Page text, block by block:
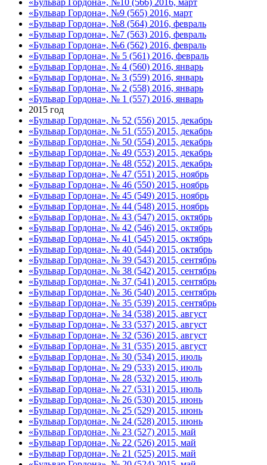
«Бульвар Гордона», №9 (565) 2016, март
«Бульвар Гордона», №8 (564) 2016, февраль
«Бульвар Гордона», №7 (563) 2016, февраль
«Бульвар Гордона», №6 (562) 2016, февраль
«Бульвар Гордона», № 5 (561) 2016, февраль
«Бульвар Гордона», № 4 (560) 2016, январь
«Бульвар Гордона», № 3 (559) 2016, январь
«Бульвар Гордона», № 2 (558) 2016, январь
«Бульвар Гордона», № 1 (557) 2016, январь
2015 год
«Бульвар Гордона», № 52 (556) 2015, декабрь
«Бульвар Гордона», № 51 (555) 2015, декабрь
«Бульвар Гордона», № 50 (554) 2015, декабрь
«Бульвар Гордона», № 49 (553) 2015, декабрь
«Бульвар Гордона», № 48 (552) 2015, декабрь
«Бульвар Гордона», № 47 (551) 2015, ноябрь
«Бульвар Гордона», № 46 (550) 2015, ноябрь
«Бульвар Гордона», № 45 (549) 2015, ноябрь
«Бульвар Гордона», № 44 (548) 2015, ноябрь
«Бульвар Гордона», № 43 (547) 2015, октябрь
«Бульвар Гордона», № 42 (546) 2015, октябрь
«Бульвар Гордона», № 41 (545) 2015, октябрь
«Бульвар Гордона», № 40 (544) 2015, октябрь
«Бульвар Гордона», № 39 (543) 2015, сентябрь
«Бульвар Гордона», № 38 (542) 2015, сентябрь
«Бульвар Гордона», № 37 (541) 2015, сентябрь
«Бульвар Гордона», № 36 (540) 2015, сентябрь
«Бульвар Гордона», № 35 (539) 2015, сентябрь
«Бульвар Гордона», № 34 (538) 2015, август
«Бульвар Гордона», № 33 (537) 2015, август
«Бульвар Гордона», № 32 (536) 2015, август
«Бульвар Гордона», № 31 (535) 2015, август
«Бульвар Гордона», № 30 (534) 2015, июль
«Бульвар Гордона», № 29 (533) 2015, июль
«Бульвар Гордона», № 28 (532) 2015, июль
«Бульвар Гордона», № 27 (531) 2015, июль
«Бульвар Гордона», № 26 (530) 2015, июнь
«Бульвар Гордона», № 25 (529) 2015, июнь
«Бульвар Гордона», № 24 (528) 2015, июнь
«Бульвар Гордона», № 23 (527) 2015, май
«Бульвар Гордона», № 22 (526) 2015, май
«Бульвар Гордона», № 21 (525) 2015, май